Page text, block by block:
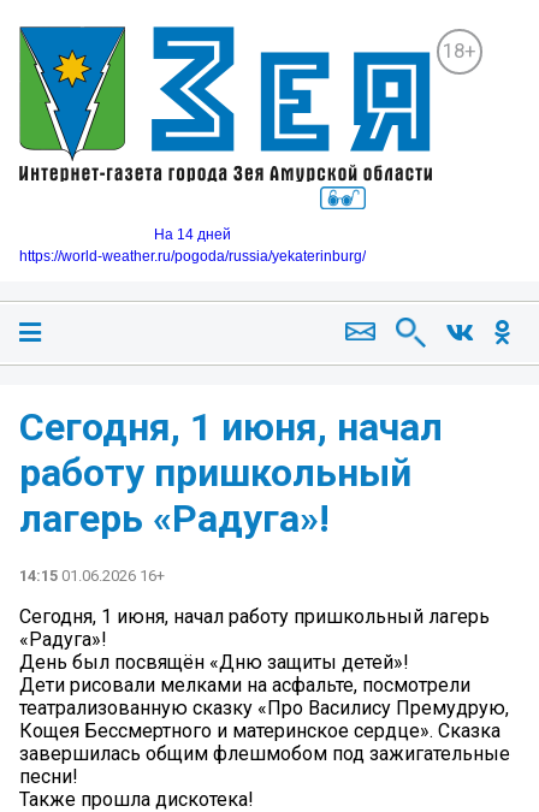
18+
На 14 дней
https://world-weather.ru/pogoda/russia/yekaterinburg/
Сегодня, 1 июня, начал
работу пришкольный
лагерь «Радуга»!
14:15 01.06.2026 16+
Сегодня, 1 июня, начал работу пришкольный лагерь
«Радуга»!
День был посвящён «Дню защиты детей»!
Дети рисовали мелками на асфальте, посмотрели
театрализованную сказку «Про Василису Премудрую,
Кощея Бессмертного и материнское сердце». Сказка
завершилась общим флешмобом под зажигательные
песни!
Также прошла дискотека!